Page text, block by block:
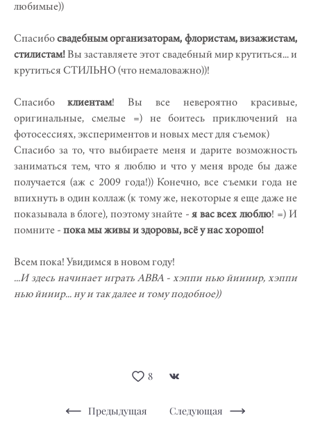
любимые))
Спасибосвадебным организаторам, флористам, визажистам,
стилистам!Вы заставляете этот свадебный мир крутиться... и
крутиться СТИЛЬНО (что немаловажно))!
Спасибо клиентам! Вы все невероятно красивые,
оригинальные, смелые =) не боитесь приключений на
фотосессиях, экспериментов и новых мест для съемок)
Спасибо за то, что выбираете меня и дарите возможность
заниматься тем, что я люблю и что у меня вроде бы даже
получается (аж с 2009 года!)) Конечно, все съемки года не
впихнуть в один коллаж (к тому же, некоторые я еще даже не
показывала в блоге), поэтому знайте - я вас всех люблю! =) И
помните - пока мы живы и здоровы, всё у нас хорошо!
Всем пока! Увидимся в новом году!
...И здесь начинает играть ABBA - хэппи нью йиииир, хэппи
нью йииир... ну и так далее и тому подобное))
8
Предыдущая Следующая